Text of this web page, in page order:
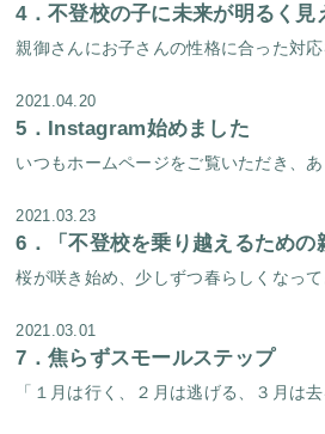
4． 不登校の子に未来が明るく見
2021.04.20
5． Instagram始めました
2021.03.23
6． 「不登校を乗り越えるための親御さん向
2021.03.01
7． 焦らずスモールステップ